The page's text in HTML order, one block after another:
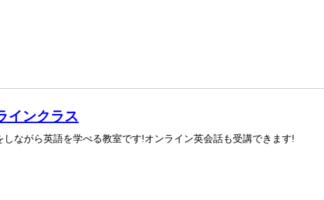
インクラス
ながら英語を学べる教室です!オンライン英会話も受講できます!